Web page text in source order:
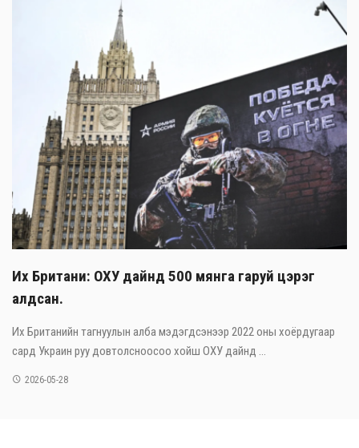
Их Британи: ОХУ дайнд 500 мянга гаруй цэрэг
алдсан.
Их Британийн тагнуулын алба мэдэгдсэнээр 2022 оны хоёрдугаар
сард Украин руу довтолсноосоо хойш ОХУ дайнд ...
2026-05-28